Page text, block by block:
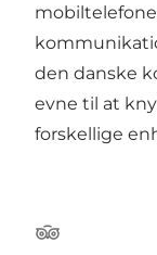
den danske
evne til at
forskellige
Tripadvisor